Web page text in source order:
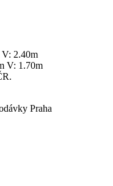
2.40m
V: 1.70m